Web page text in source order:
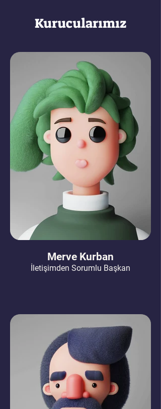
Kurucularımız
Merve Kurban
İletişimden Sorumlu Başkan